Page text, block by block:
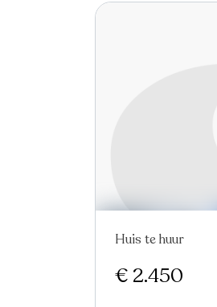
Huis te huur
€ 2.450